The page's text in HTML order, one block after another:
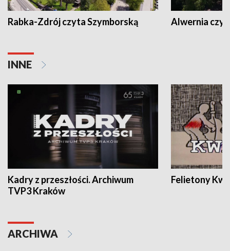
Rabka-Zdrój czyta Szymborską Alwernia
INNE
Kadry z przeszłości. Archiwum
TVP3 Kraków
Felietony
ARCHIWA